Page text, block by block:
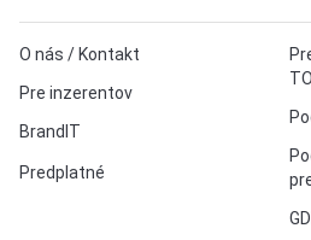
O nás / Kontakt
Pre inzerentov
BrandIT
Predplatné